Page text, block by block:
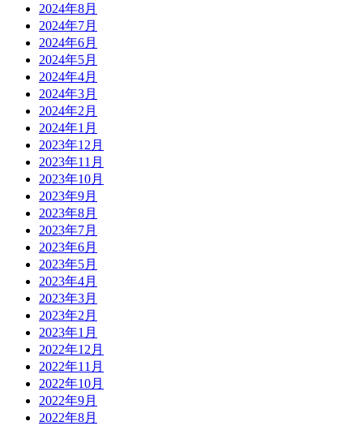
2024年8月
2024年7月
2024年6月
2024年5月
2024年4月
2024年3月
2024年2月
2024年1月
2023年12月
2023年11月
2023年10月
2023年9月
2023年8月
2023年7月
2023年6月
2023年5月
2023年4月
2023年3月
2023年2月
2023年1月
2022年12月
2022年11月
2022年10月
2022年9月
2022年8月